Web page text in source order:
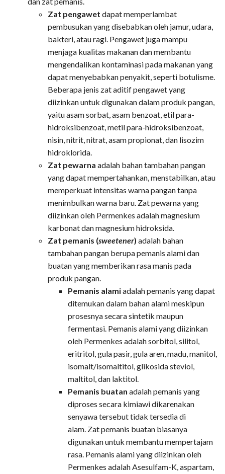
Zat pengawet dapat memperlambat
pembusukan yang disebabkan oleh jamur, udara,
bakteri, atau ragi. Pengawet juga mampu
menjaga kualitas makanan dan membantu
mengendalikan kontaminasi pada makanan yang
dapat menyebabkan penyakit, seperti botulisme.
Beberapa jenis zat aditif pengawet yang
diizinkan untuk digunakan dalam produk pangan,
yaitu asam sorbat, asam benzoat, etil para-
hidroksibenzoat, metil para-hidroksibenzoat,
nisin, nitrit, nitrat, asam propionat, dan lisozim
hidroklorida.
Zat pewarna adalah bahan tambahan pangan
yang dapat mempertahankan, menstabilkan, atau
memperkuat intensitas warna pangan tanpa
menimbulkan warna baru. Zat pewarna yang
diizinkan oleh Permenkes adalah magnesium
karbonat dan magnesium hidroksida.
Zat pemanis (sweetener) adalah bahan
tambahan pangan berupa pemanis alami dan
buatan yang memberikan rasa manis pada
produk pangan.
Pemanis alamiadalah pemanis yang dapat
ditemukan dalam bahan alami meskipun
prosesnya secara sintetik maupun
fermentasi. Pemanis alami yang diizinkan
oleh Permenkes adalah sorbitol, silitol,
eritritol, gula pasir, gula aren, madu, manitol,
isomalt/isomaltitol, glikosida steviol,
maltitol, dan laktitol.
Pemanis buatan adalah pemanis yang
diproses secara kimiawi dikarenakan
senyawa tersebut tidak tersedia di
alam. Zat pemanis buatan biasanya
digunakan untuk membantu mempertajam
rasa. Pemanis alami yang diizinkan oleh
Permenkes adalah Asesulfam-K, aspartam,